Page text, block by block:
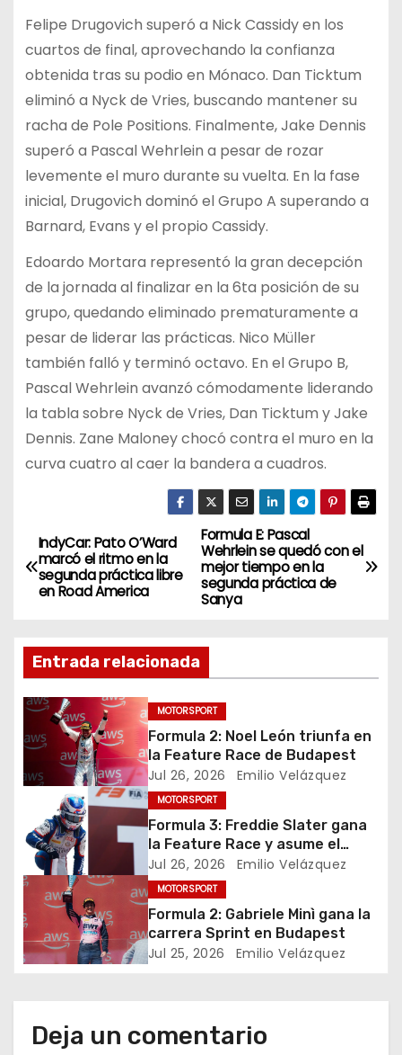
Felipe Drugovich superó a Nick Cassidy en los
cuartos de final, aprovechando la confianza
obtenida tras su podio en Mónaco. Dan Ticktum
eliminó a Nyck de Vries, buscando mantener su
racha de Pole Positions. Finalmente, Jake Dennis
superó a Pascal Wehrlein a pesar de rozar
levemente el muro durante su vuelta. En la fase
inicial, Drugovich dominó el Grupo A superando a
Barnard, Evans y el propio Cassidy.
Edoardo Mortara representó la gran decepción
de la jornada al finalizar en la 6ta posición de su
grupo, quedando eliminado prematuramente a
pesar de liderar las prácticas. Nico Müller
también falló y terminó octavo. En el Grupo B,
Pascal Wehrlein avanzó cómodamente liderando
la tabla sobre Nyck de Vries, Dan Ticktum y Jake
Dennis. Zane Maloney chocó contra el muro en la
curva cuatro al caer la bandera a cuadros.
N
a
e
g
a
c
ó
n
d
e
n
Formula E: Pascal
Wehrlein se quedó con el
mejor tiempo en la
segunda práctica de
Sanya
IndyCar: Pato O’Ward
marcó el ritmo en la
segunda práctica libre
en Road America
Entrada relacionada
MOTORSPORT
Formula 2: Noel León triunfa en
la Feature Race de Budapest
Jul 26, 2026 Emilio Velázquez
MOTORSPORT
Formula 3: Freddie Slater gana
la Feature Race y asume el
liderato del campeonato en
Budapest
Jul 26, 2026 Emilio Velázquez
MOTORSPORT
Formula 2: Gabriele Minì gana la
carrera Sprint en Budapest
Jul 25, 2026 Emilio Velázquez
Deja un comentario